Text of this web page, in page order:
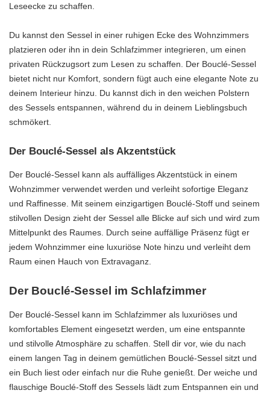
Leseecke zu schaffen.
Du kannst den Sessel in einer ruhigen Ecke des Wohnzimmers
platzieren oder ihn in dein Schlafzimmer integrieren, um einen
privaten Rückzugsort zum Lesen zu schaffen. Der Bouclé-Sessel
bietet nicht nur Komfort, sondern fügt auch eine elegante Note zu
deinem Interieur hinzu. Du kannst dich in den weichen Polstern
des Sessels entspannen, während du in deinem Lieblingsbuch
schmökert.
Der Bouclé-Sessel als Akzentstück
Der Bouclé-Sessel kann als auffälliges Akzentstück in einem
Wohnzimmer verwendet werden und verleiht sofortige Eleganz
und Raffinesse. Mit seinem einzigartigen Bouclé-Stoff und seinem
stilvollen Design zieht der Sessel alle Blicke auf sich und wird zum
Mittelpunkt des Raumes. Durch seine auffällige Präsenz fügt er
jedem Wohnzimmer eine luxuriöse Note hinzu und verleiht dem
Raum einen Hauch von Extravaganz.
Der Bouclé-Sessel im Schlafzimmer
Der Bouclé-Sessel kann im Schlafzimmer als luxuriöses und
komfortables Element eingesetzt werden, um eine entspannte
und stilvolle Atmosphäre zu schaffen. Stell dir vor, wie du nach
einem langen Tag in deinem gemütlichen Bouclé-Sessel sitzt und
ein Buch liest oder einfach nur die Ruhe genießt. Der weiche und
flauschige Bouclé-Stoff des Sessels lädt zum Entspannen ein und